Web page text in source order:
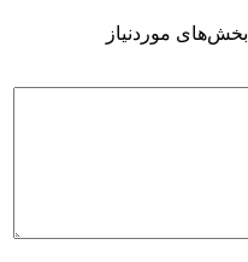
بخش‌های موردنیاز